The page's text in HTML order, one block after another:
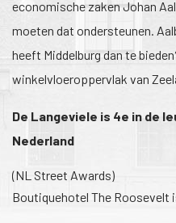
economische zaken Johan
moeten dat ondersteunen.
heeft Middelburg dan te
winkelvloeroppervlak van
De Langeviele is 4e in de
Nederland
(NL Street Awards)
Boutiquehotel The Roosevelt